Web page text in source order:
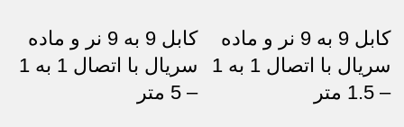
کابل 9 به 9 نر و ماده
سریال با اتصال 1 به 1
– 1.5 متر
کابل 9 به 9 نر و ماده
سریال با اتصال 1 به 1
– 5 متر